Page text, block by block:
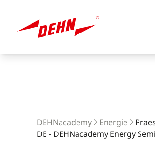
Europa
DEHNacademy Energie
DE - DEHNacademy Energy